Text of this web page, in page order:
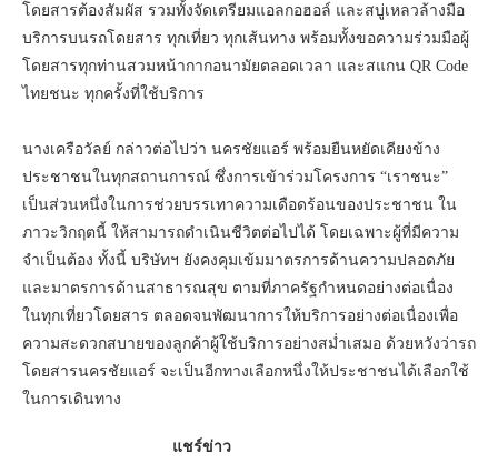
โดยสารต้องสัมผัส รวมทั้งจัดเตรียมแอลกอฮอล์ และสบู่เหลวล้างมือ
บริการบนรถโดยสาร ทุกเที่ยว ทุกเส้นทาง พร้อมทั้งขอความร่วมมือผู้
โดยสารทุกท่านสวมหน้ากากอนามัยตลอดเวลา และสแกน QR Code
ไทยชนะ ทุกครั้งที่ใช้บริการ
นางเครือวัลย์ กล่าวต่อไปว่า นครชัยแอร์ พร้อมยืนหยัดเคียงข้าง
ประชาชนในทุกสถานการณ์ ซึ่งการเข้าร่วมโครงการ “เราชนะ”
เป็นส่วนหนึ่งในการช่วยบรรเทาความเดือดร้อนของประชาชน ใน
ภาวะวิกฤตนี้ ให้สามารถดำเนินชีวิตต่อไปได้ โดยเฉพาะผู้ที่มีความ
จำเป็นต้อง ทั้งนี้ บริษัทฯ ยังคงคุมเข้มมาตรการด้านความปลอดภัย
และมาตรการด้านสาธารณสุข ตามที่ภาครัฐกำหนดอย่างต่อเนื่อง
ในทุกเที่ยวโดยสาร ตลอดจนพัฒนาการให้บริการอย่างต่อเนื่องเพื่อ
ความสะดวกสบายของลูกค้าผู้ใช้บริการอย่างสม่ำเสมอ ด้วยหวังว่ารถ
โดยสารนครชัยแอร์ จะเป็นอีกทางเลือกหนึ่งให้ประชาชนได้เลือกใช้
ในการเดินทาง
แชร์ข่าว